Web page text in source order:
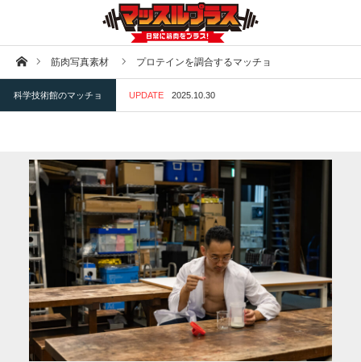
ホーム筋肉写真素材 プロテインを調合するマッチョ
科学技術館のマッチョ UPDATE 2025.10.30